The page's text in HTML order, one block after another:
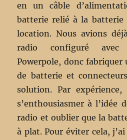
en un câble
batterie relié à la batterie
location. Nous avions
radio configuré avec
Powerpole, donc fabriquer
de batterie et
solution. Par
s’enthousiasmer à l’idée
radio et oublier que la
à plat. Pour éviter cela,